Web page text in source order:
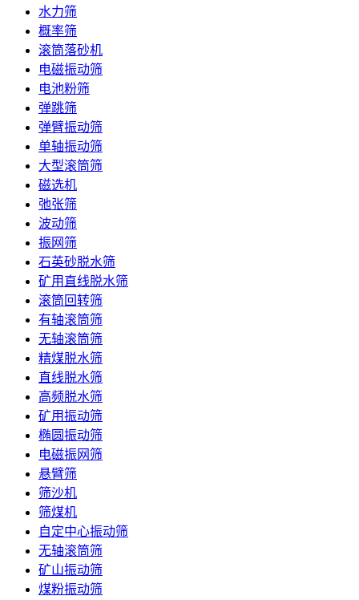
水力筛
概率筛
滚筒落砂机
电磁振动筛
电池粉筛
弹跳筛
弹臂振动筛
单轴振动筛
大型滚筒筛
磁选机
弛张筛
波动筛
振网筛
石英砂脱水筛
矿用直线脱水筛
滚筒回转筛
有轴滚筒筛
无轴滚筒筛
精煤脱水筛
直线脱水筛
高频脱水筛
矿用振动筛
椭圆振动筛
电磁振网筛
悬臂筛
筛沙机
筛煤机
自定中心振动筛
无轴滚筒筛
矿山振动筛
煤粉振动筛